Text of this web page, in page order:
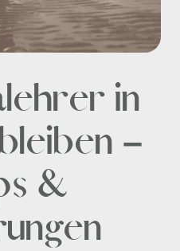
in
–
&